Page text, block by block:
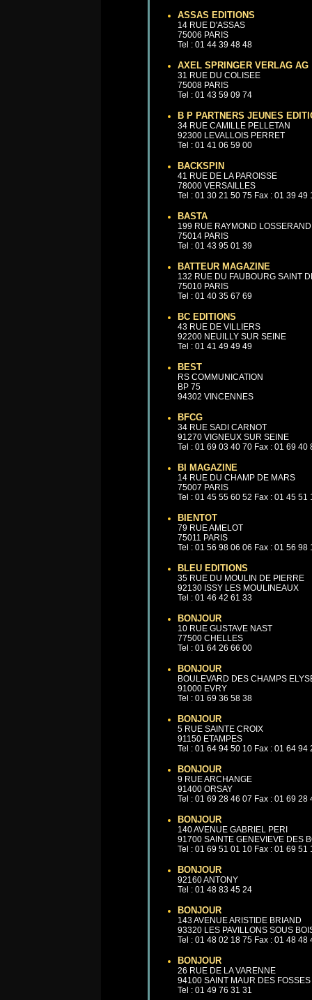
ASSAS EDITIONS
14 RUE D'ASSAS
75006 PARIS
Tel : 01 44 39 48 48
AXEL SPRINGER VERLAG AG
31 RUE DU COLISEE
75008 PARIS
Tel : 01 43 59 09 74
B P PARTNERS JEUNES
34 RUE CAMILLE PELLETAN
92300 LEVALLOIS PERRET
Tel : 01 41 06 59 00
BACKSPIN
41 RUE DE LA PAROISSE
78000 VERSAILLES
Tel : 01 30 21 50 75 Fax : 01 39 49
BASTA
199 RUE RAYMOND LOSSERAND
75014 PARIS
Tel : 01 43 95 01 39
BATTEUR MAGAZINE
132 RUE DU FAUBOURG SAINT
75010 PARIS
Tel : 01 40 35 67 69
BC EDITIONS
43 RUE DE VILLIERS
92200 NEUILLY SUR SEINE
Tel : 01 41 49 49 49
BEST
RS COMMUNICATION
BP 75
94302 VINCENNES
BFCG
34 RUE SADI CARNOT
91270 VIGNEUX SUR SEINE
Tel : 01 69 03 40 70 Fax : 01 69 40
BI MAGAZINE
14 RUE DU CHAMP DE MARS
75007 PARIS
Tel : 01 45 55 60 52 Fax : 01 45 51
BIENTOT
79 RUE AMELOT
75011 PARIS
Tel : 01 56 98 06 06 Fax : 01 56 98
BLEU EDITIONS
35 RUE DU MOULIN DE PIERRE
92130 ISSY LES MOULINEAUX
Tel : 01 46 42 61 33
BONJOUR
10 RUE GUSTAVE NAST
77500 CHELLES
Tel : 01 64 26 66 00
BONJOUR
BOULEVARD DES CHAMPS
91000 EVRY
Tel : 01 69 36 58 38
BONJOUR
5 RUE SAINTE CROIX
91150 ETAMPES
Tel : 01 64 94 50 10 Fax : 01 64 94
BONJOUR
9 RUE ARCHANGE
91400 ORSAY
Tel : 01 69 28 46 07 Fax : 01 69 28
BONJOUR
140 AVENUE GABRIEL PERI
91700 SAINTE GENEVIEVE DES
Tel : 01 69 51 01 10 Fax : 01 69 51
BONJOUR
92160 ANTONY
Tel : 01 48 83 45 24
BONJOUR
143 AVENUE ARISTIDE BRIAND
93320 LES PAVILLONS SOUS
Tel : 01 48 02 18 75 Fax : 01 48 48
BONJOUR
26 RUE DE LA VARENNE
94100 SAINT MAUR DES FOSSES
Tel : 01 49 76 31 31